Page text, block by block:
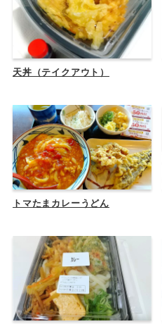
天丼（テイクアウト）
トマたまカレーうどん